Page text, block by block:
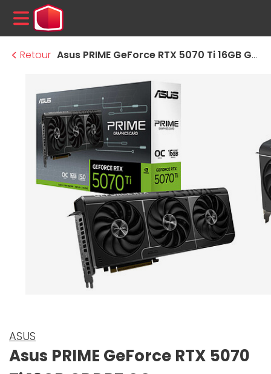
MENU
Retour
Asus PRIME GeForce RTX 5070 Ti 16GB GDDR7 OC
ASUS
Asus PRIME GeForce RTX 5070